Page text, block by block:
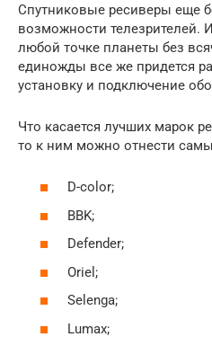
Спутниковые ресиверы еще
возможности телезрителей.
любой точке планеты без
единожды все же придется
установку и подключение
Что касается лучших марок
то к ним можно отнести
D-color;
BBK;
Defender;
Oriel;
Selenga;
Lumax;